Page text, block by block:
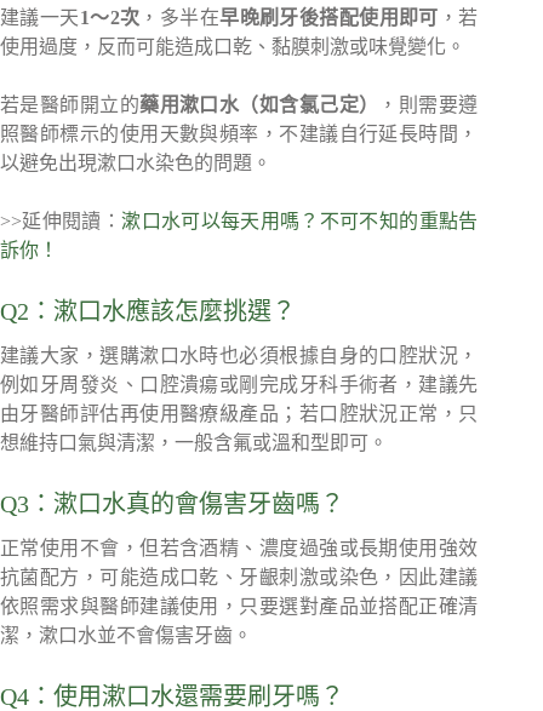
建議一天1～2次 ，多半在早晚刷牙後搭配使用即可 ，若
使用過度，反而可能造成口乾、黏膜刺激或味覺變化。
若是醫師開立的藥用漱口水（如含氯己定）
，則需要遵
照醫師標示的使用天數與頻率，不建議自行延長時間，
以避免出現漱口水染色的問題。
>>延伸閱讀：漱口水可以每天用嗎？不可不知的重點告
訴你！
Q2：漱口水應該怎麼挑選？
建議大家，選購漱口水時也必須根據自身的口腔狀況，
例如牙周發炎、口腔潰瘍或剛完成牙科手術者，建議先
由牙醫師評估再使用醫療級產品；若口腔狀況正常，只
想維持口氣與清潔，一般含氟或溫和型即可。
Q3：漱口水真的會傷害牙齒嗎？
正常使用不會，但若含酒精、濃度過強或長期使用強效
抗菌配方，可能造成口乾、牙齦刺激或染色，因此建議
依照需求與醫師建議使用，只要選對產品並搭配正確清
潔，漱口水並不會傷害牙齒。
Q4：使用漱口水還需要刷牙嗎？